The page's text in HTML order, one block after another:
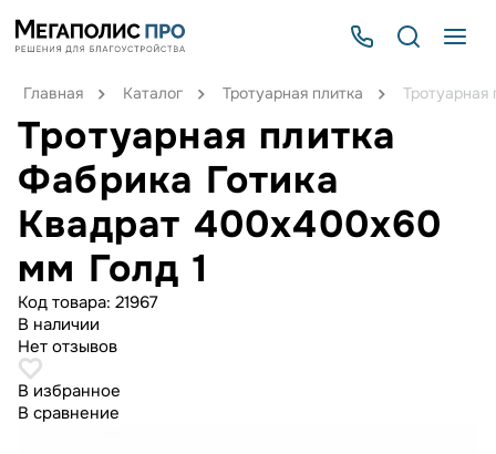
Главная Каталог Тротуарная плитка
Тротуарная плитка
Фабрика Готика
Квадрат 400х400х60
мм Голд 1
Код товара: 21967
В наличии
Нет отзывов
В избранное
В сравнение